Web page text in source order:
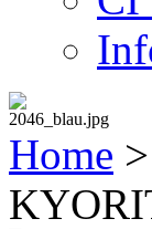
Home >